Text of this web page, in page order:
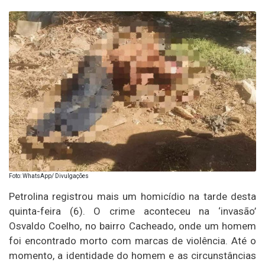
Foto: WhatsApp/ Divulgações
Petrolina registrou mais um homicídio na tarde desta
quinta-feira (6). O crime aconteceu na ‘invasão’
Osvaldo Coelho, no bairro Cacheado, onde um homem
foi encontrado morto com marcas de violência. Até o
momento, a identidade do homem e as circunstâncias